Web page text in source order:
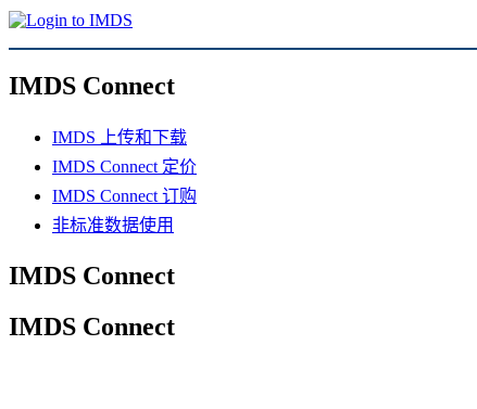
IMDS Connect
IMDS 上传和下载
IMDS Connect 定价
IMDS Connect 订购
非标准数据使用
IMDS Connect
IMDS Connect